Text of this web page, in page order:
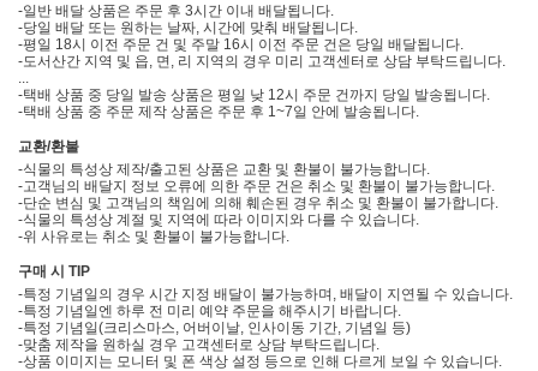
-일반 배달 상품은 주문 후 3시간 이내 배달됩니다.
-당일 배달 또는 원하는 날짜, 시간에 맞춰 배달됩니다.
-평일 18시 이전 주문 건 및 주말 16시 이전 주문 건은 당일 배달됩니다.
-도서산간 지역 및 읍, 면, 리 지역의 경우 미리 고객센터로 상담 부탁드립니다.
-택배 상품 중 당일 발송 상품은 평일 낮 12시 주문 건까지 당일 발송됩니다.
-택배 상품 중 주문 제작 상품은 주문 후 1~7일 안에 발송됩니다.
교환/환불
-식물의 특성상 제작/출고된 상품은 교환 및 환불이 불가능합니다.
-고객님의 배달지 정보 오류에 의한 주문 건은 취소 및 환불이 불가능합니다.
-단순 변심 및 고객님의 책임에 의해 훼손된 경우 취소 및 환불이 불가합니다.
-식물의 특성상 계절 및 지역에 따라 이미지와 다를 수 있습니다.
-위 사유로는 취소 및 환불이 불가능합니다.
구매 시 TIP
-특정 기념일의 경우 시간 지정 배달이 불가능하며, 배달이 지연될 수 있습니다.
-특정 기념일엔 하루 전 미리 예약 주문을 해주시기 바랍니다.
-특정 기념일(크리스마스, 어버이날, 인사이동 기간, 기념일 등)
-맞춤 제작을 원하실 경우 고객센터로 상담 부탁드립니다.
-상품 이미지는 모니터 및 폰 색상 설정 등으로 인해 다르게 보일 수 있습니다.